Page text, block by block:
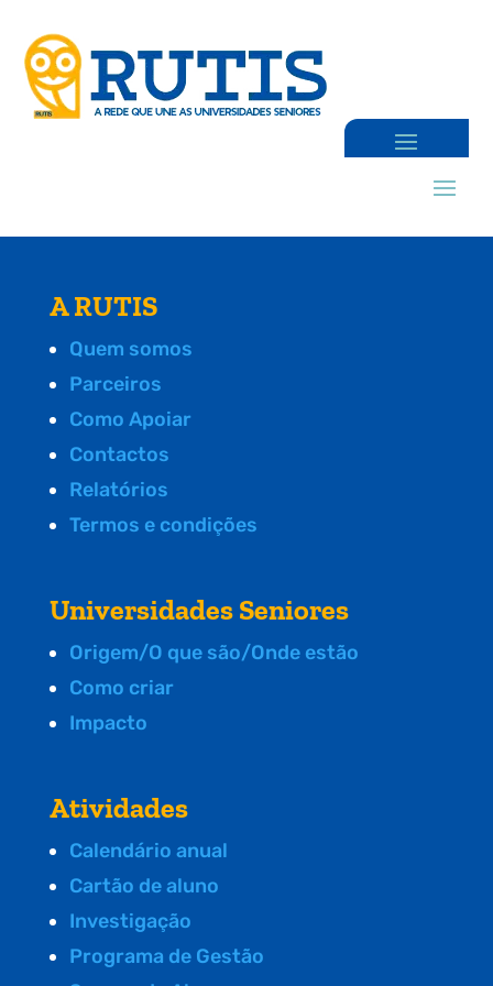
A RUTIS
Quem somos
Parceiros
Como Apoiar
Contactos
Relatórios
Termos e condições
Universidades Seniores
Origem/O que são/Onde estão
Como criar
Impacto
Atividades
Calendário anual
Cartão de aluno
Investigação
Programa de Gestão